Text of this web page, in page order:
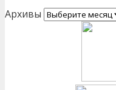
Архивы